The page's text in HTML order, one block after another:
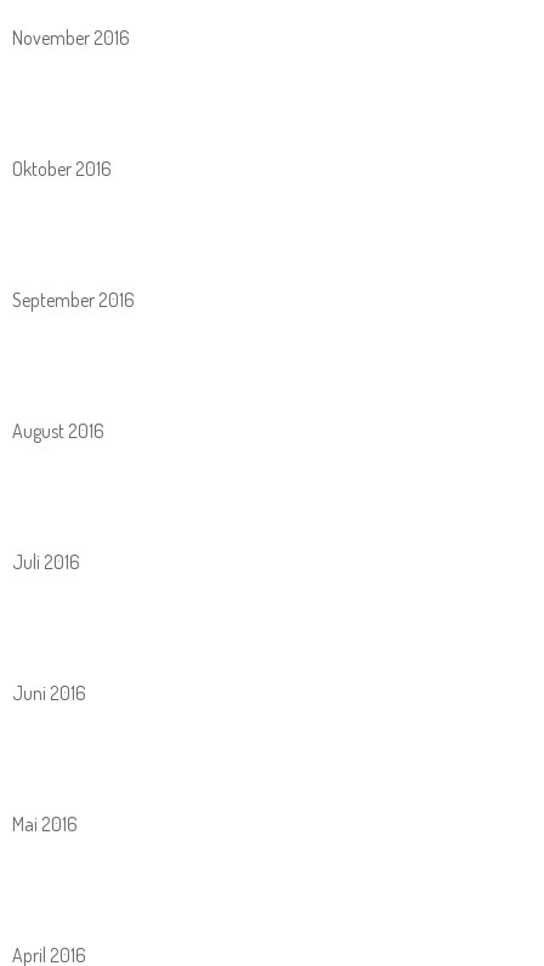
November 2016
Oktober 2016
September 2016
August 2016
Juli 2016
Juni 2016
Mai 2016
April 2016